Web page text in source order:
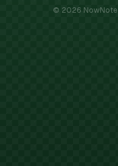
© 2026 NowNote